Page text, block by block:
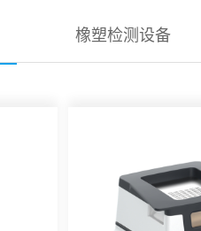
橡塑检测设备